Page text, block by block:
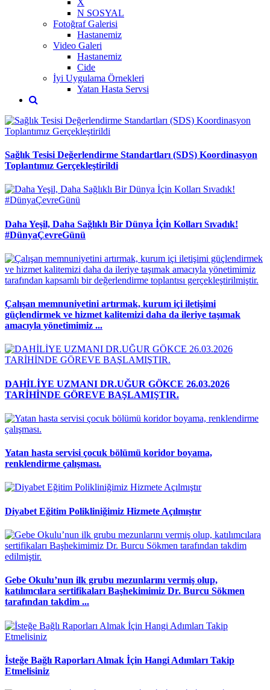
N SOSYAL
Fotoğraf Galerisi
Hastanemiz
Video Galeri
Hastanemiz
Cide
İyi Uygulama Örnekleri
Yatan Hasta Servsi
Sağlık Tesisi Değerlendirme Standartları (SDS) Koordinasyon
Toplantımız Gerçekleştirildi
Daha Yeşil, Daha Sağlıklı Bir Dünya İçin Kolları Sıvadık!
#DünyaÇevreGünü
Çalışan memnuniyetini artırmak, kurum içi iletişimi
güçlendirmek ve hizmet kalitemizi daha da ileriye taşımak
amacıyla yönetimimiz ...
DAHİLİYE UZMANI DR.UĞUR GÖKCE 26.03.2026
TARİHİNDE GÖREVE BAŞLAMIŞTIR.
Yatan hasta servisi çocuk bölümü koridor boyama,
renklendirme çalışması.
Diyabet Eğitim Polikliniğimiz Hizmete Açılmıştır
Gebe Okulu’nun ilk grubu mezunlarını vermiş olup,
katılımcılara sertifikaları Başhekimimiz Dr. Burcu Sökmen
tarafından takdim ...
İsteğe Bağlı Raporları Almak İçin Hangi Adımları Takip
Etmelisiniz